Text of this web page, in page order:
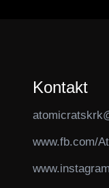
Kontakt
www.fb.com/